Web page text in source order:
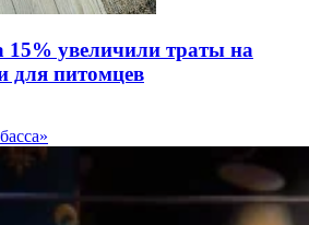
15% увеличили траты на
для питомцев